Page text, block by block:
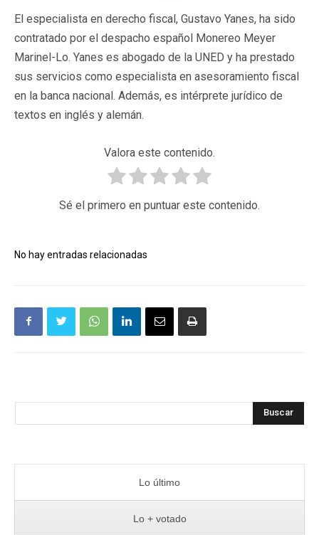
El especialista en derecho fiscal, Gustavo Yanes, ha sido
contratado por el despacho español Monereo Meyer
Marinel-Lo. Yanes es abogado de la UNED y ha prestado
sus servicios como especialista en asesoramiento fiscal
en la banca nacional. Además, es intérprete jurídico de
textos en inglés y alemán.
Valora este contenido.
Sé el primero en puntuar este contenido.
No hay entradas relacionadas
Buscar
Lo último
Lo + votado